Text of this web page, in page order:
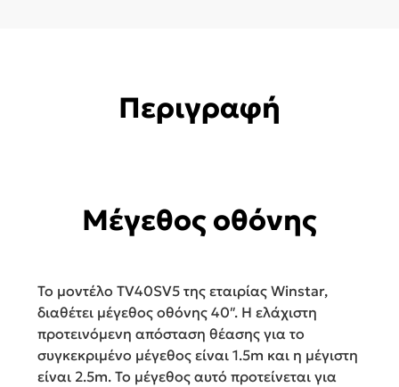
Περιγραφή
Μέγεθος οθόνης
Το μοντέλο TV40SV5 της εταιρίας Winstar,
διαθέτει μέγεθος οθόνης 40″. Η ελάχιστη
προτεινόμενη απόσταση θέασης για το
συγκεκριμένο μέγεθος είναι 1.5m και η μέγιστη
είναι 2.5m. Το μέγεθος αυτό προτείνεται για